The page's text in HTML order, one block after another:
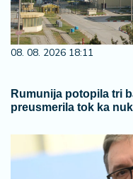
08. 08. 2026 18:11
Rumunija potopila tri
preusmerila tok ka